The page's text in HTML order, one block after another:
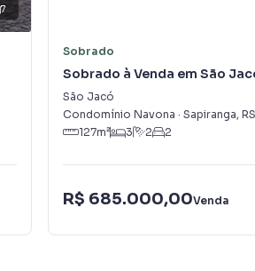
7
Sobrado
Sobrado à Venda em São
São Jacó
Condomínio Navona · Sapiranga, RS
127m² 3 2 2
R$ 685.000,00Venda